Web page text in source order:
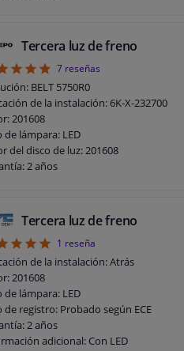
Tercera luz de freno
4.86
7 reseñas
BELT 5750R0
de la instalación: 6K-X-232700
201608
de lámpara: LED
del disco de luz: 201608
2 años
Tercera luz de freno
51 reseña
de la instalación: Atrás
201608
de lámpara: LED
de registro: Probado según ECE
2 años
adicional: Con LED